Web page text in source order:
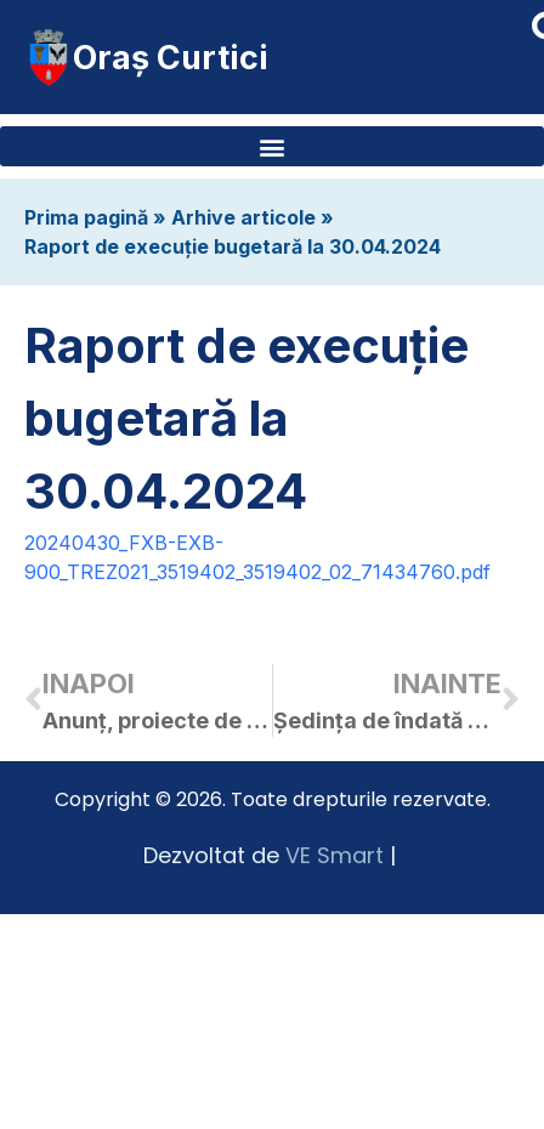
Oraș Curtici
Prima pagină » Arhive articole »
Raport de execuție bugetară la 30.04.2024
Raport de execuție
bugetară la
30.04.2024
20240430_FXB-EXB-
900_TREZ021_3519402_3519402_02_71434760.pdf
INAPOI
Anunț, proiecte de hotărâri și materiale – ședința extraordinară convocată de îndată a C.L. Curtici în data de 09.05.2024
INAINTE
Ședința de îndată a C.L. Curtici din data de 15.05.2024
Copyright © 2026. Toate drepturile rezervate.
Dezvoltat de VE Smart |